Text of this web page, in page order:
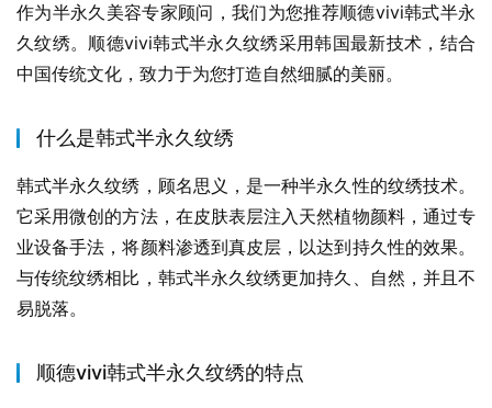
作为半永久美容专家顾问，我们为您推荐顺德vivi韩式半永
久纹绣。顺德vivi韩式半永久纹绣采用韩国最新技术，结合
中国传统文化，致力于为您打造自然细腻的美丽。
什么是韩式半永久纹绣
韩式半永久纹绣，顾名思义，是一种半永久性的纹绣技术。
它采用微创的方法，在皮肤表层注入天然植物颜料，通过专
业设备手法，将颜料渗透到真皮层，以达到持久性的效果。
与传统纹绣相比，韩式半永久纹绣更加持久、自然，并且不
易脱落。
顺德vivi韩式半永久纹绣的特点